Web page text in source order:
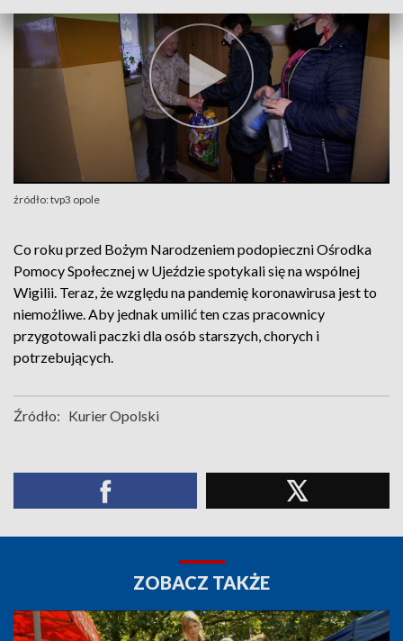
źródło: tvp3 opole
Co roku przed Bożym Narodzeniem podopieczni Ośrodka
Pomocy Społecznej w Ujeździe spotykali się na wspólnej
Wigilii. Teraz, że względu na pandemię koronawirusa jest to
niemożliwe. Aby jednak umilić ten czas pracownicy
przygotowali paczki dla osób starszych, chorych i
potrzebujących.
Źródło: Kurier Opolski
ZOBACZ TAKŻE